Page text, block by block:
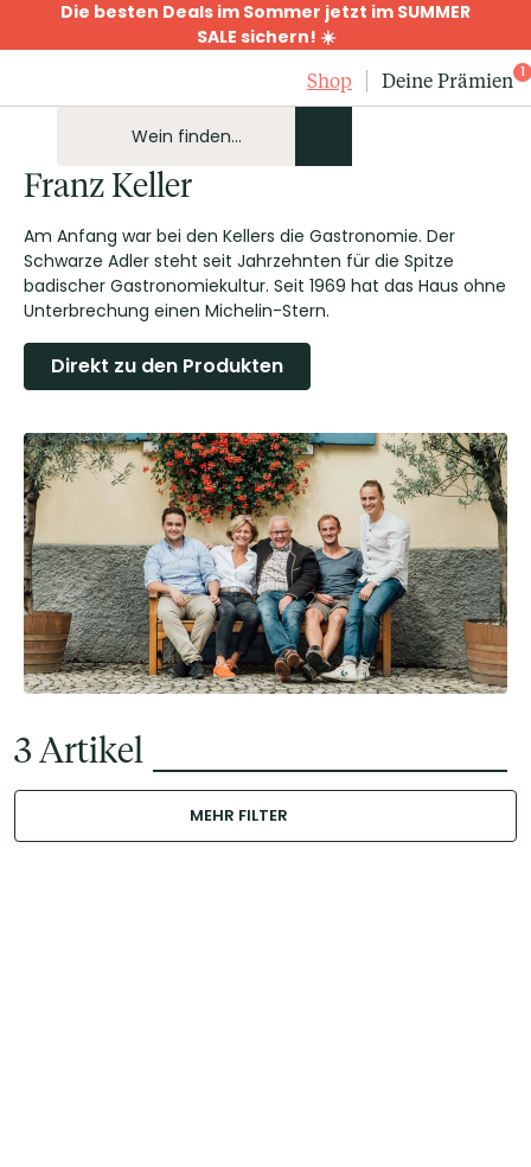
Die besten Deals im Sommer jetzt im SUMMER
SALE sichern! ☀️
Shop
Deine Prämien 1
Franz Keller
Am Anfang war bei den Kellers die Gastronomie. Der
Schwarze Adler steht seit Jahrzehnten für die Spitze
badischer Gastronomiekultur. Seit 1969 hat das Haus ohne
Unterbrechung einen Michelin-Stern.
Direkt zu den Produkten
3 Artikel
MEHR FILTER